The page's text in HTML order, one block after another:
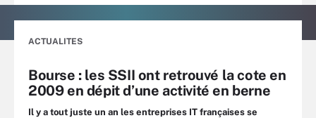
ACTUALITES
Bourse : les SSII ont retrouvé la cote en
2009 en dépit d’une activité en berne
Il y a tout juste un an les entreprises IT françaises se